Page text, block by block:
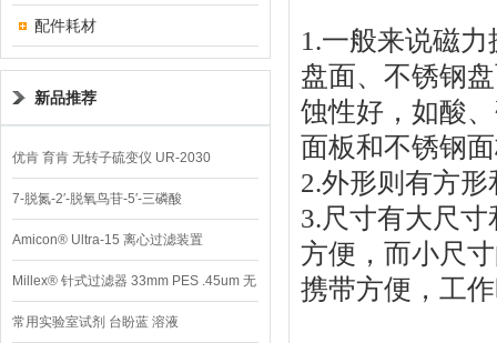
配件耗材
新品推荐
优肯 育肯 无转子硫变仪 UR-2030
7-脱氮-2′-脱氧鸟苷-5′-三磷酸
Amicon® Ultra-15 离心过滤装置
Millex® 针式过滤器 33mm PES .45um 无
菌
常用实验室试剂 台盼蓝 溶液
1.一般来说磁
盘面、不锈钢
蚀性好，如酸
面板和不锈钢
2.外形则有方
3.尺寸有大尺
方便，而小尺
携带方便，工